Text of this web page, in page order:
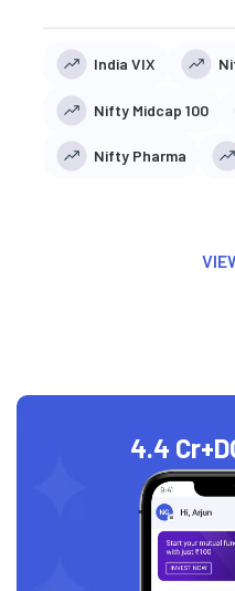
India VIX
Nifty Midcap 100
Nifty Pharma
4.4 Cr+